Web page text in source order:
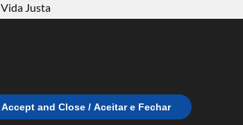
Vida Justa
Accept and Close / Aceitar e Fechar